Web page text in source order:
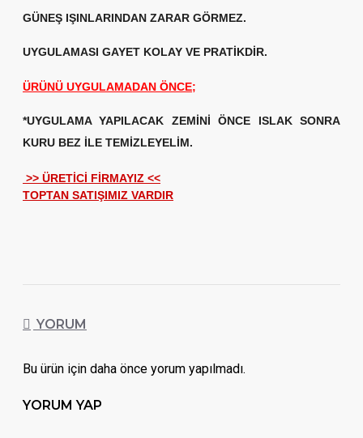
GÜNEŞ IŞINLARINDAN ZARAR GÖRMEZ.
UYGULAMASI GAYET KOLAY VE PRATİKDİR.
ÜRÜNÜ UYGULAMADAN ÖNCE;
*UYGULAMA YAPILACAK ZEMİNİ ÖNCE ISLAK SONRA
KURU BEZ İLE TEMİZLEYELİM.
>> ÜRETİCİ FİRMAYIZ <<
TOPTAN SATIŞIMIZ VARDIR
YORUM
Bu ürün için daha önce yorum yapılmadı.
YORUM YAP